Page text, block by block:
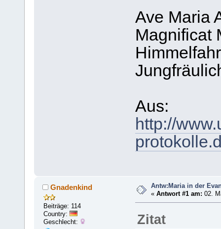
Ave Maria
Magnificat
Aus:
http://
Gnadenkind
Beiträge: 114
Country:
Geschlecht:
Antw:Maria in der
«Antwort #1 am: 02.
Zitat